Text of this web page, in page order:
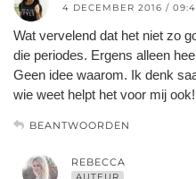
4 DECEMBER 2016 /
Wat vervelend dat het niet zo
die periodes. Ergens alleen
Geen idee waarom. Ik denk
wie weet helpt het voor mij ook!
BEANTWOORDEN
REBECCA
AUTEUR